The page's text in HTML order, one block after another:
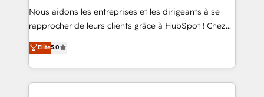
B2B sectors such as manufacturing, SaaS and
business services. We prepare a customized
impact of your digital transformation, including a
detailed financial rationale with a focus on ROI and
Nous aidons les entreprises et les dirigeants à se
rapprocher de leurs clients grâce à HubSpot ! Chez
DIGITALISIM, nous avons l'intime conviction que la
réussite des entreprises passe par l’innovation web,
le marketing digital, et la relation client ! C'est
pourquoi, nos experts sont à la fois capables de
Elite5.0